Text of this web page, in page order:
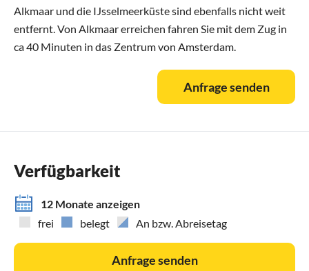
Alkmaar und die IJsselmeerküste sind ebenfalls nicht weit
entfernt. Von Alkmaar erreichen fahren Sie mit dem Zug in
ca 40 Minuten in das Zentrum von Amsterdam.
Anfrage senden
Verfügbarkeit
12 Monate anzeigen
frei
belegt An bzw. Abreisetag
Anfrage senden